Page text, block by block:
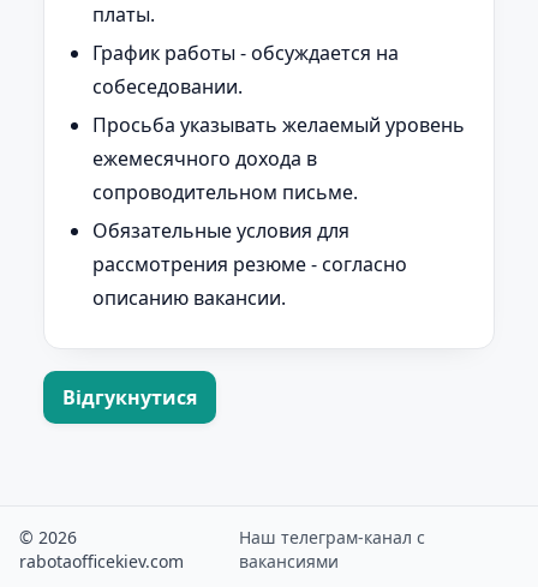
платы.
График работы - обсуждается на
собеседовании.
Просьба указывать желаемый уровень
ежемесячного дохода в
сопроводительном письме.
Обязательные условия для
рассмотрения резюме - согласно
описанию вакансии.
Відгукнутися
© 2026
rabotaofficekiev.com
Наш телеграм-канал с
вакансиями